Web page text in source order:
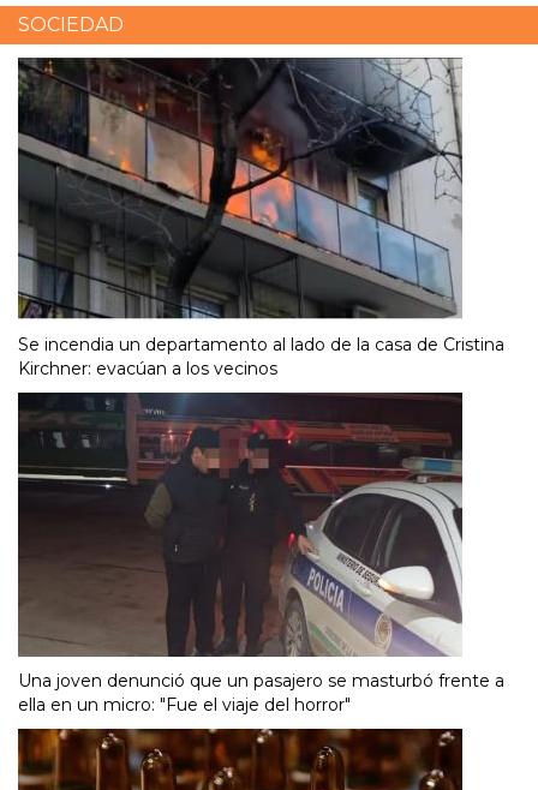
SOCIEDAD
Se incendia un departamento al lado de la casa de Cristina
Kirchner: evacúan a los vecinos
Una joven denunció que un pasajero se masturbó frente a
ella en un micro: "Fue el viaje del horror"